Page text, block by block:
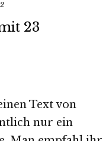
23
Text von
nur ein